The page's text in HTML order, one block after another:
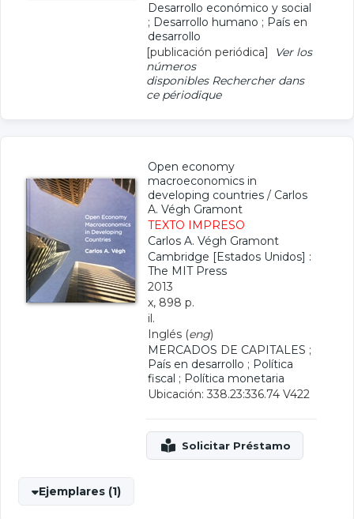
Desarrollo económico y social
; Desarrollo humano ; País en
desarrollo
[publicación periódica]
Ver los
números
disponibles Rechercher dans
ce périodique
Open economy
macroeconomics in
developing countries / Carlos
A. Végh Gramont
TEXTO IMPRESO
Carlos A. Végh Gramont
Cambridge [Estados Unidos] :
The MIT Press
2013
x, 898 p.
il.
Inglés (eng)
MERCADOS DE CAPITALES ;
País en desarrollo ; Política
fiscal ; Política monetaria
Ubicación: 338.23:336.74 V422
Ejemplares (1)